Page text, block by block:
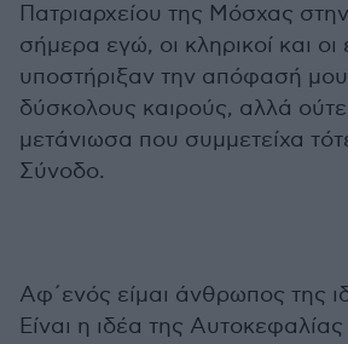
Πατριαρχείου της Μόσχας
σήμερα εγώ, οι κληρικοί και οι
υποστήριξαν την απόφασή
δύσκολους καιρούς, αλλά
μετάνιωσα που συμμετείχα
Σύνοδο.
Αφ΄ενός είμαι άνθρωπος της
Είναι η ιδέα της